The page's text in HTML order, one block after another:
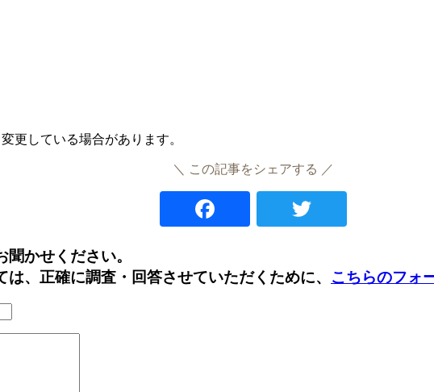
更している場合があります。
＼ この記事をシェアする ／
Facebook
かせください。
、正確に調査・回答させていただくために、 こちらのフォ